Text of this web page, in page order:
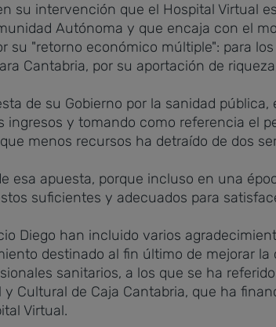
su intervención que el Hospital Virtual
Autónoma y que encaja con el
su "retorno económico múltiple": para
Cantabria, por su aportación de
de su Gobierno por la sanidad
ingresos y tomando como referencia el
menos recursos ha detraído de dos
esa apuesta, porque incluso en una
suficientes y adecuados para
Diego han incluido varios
destinado al fin último de mejorar
sanitarios, a los que se ha
y Cultural de Caja Cantabria, que ha
Virtual.